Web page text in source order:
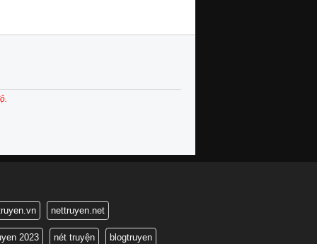
nettruyen.net
2023 nét truyện blogtruyen